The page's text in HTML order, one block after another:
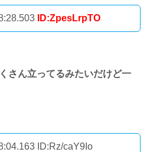
ID:ZpesLrpTO
さん立ってるみたいだけど一
ID:Rz/caY9Io